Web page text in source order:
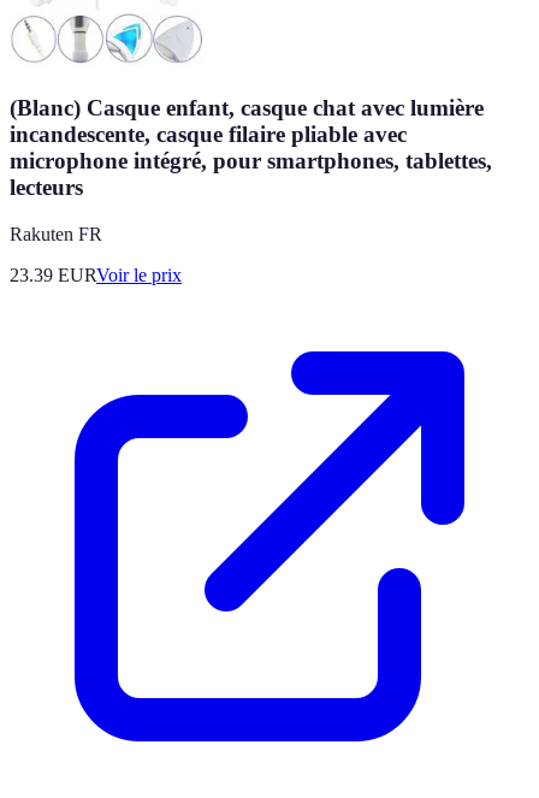
(Blanc) Casque enfant, casque chat avec lumière
incandescente, casque filaire pliable avec
microphone intégré, pour smartphones, tablettes,
lecteurs
Rakuten FR
23.39 EURVoir le prix